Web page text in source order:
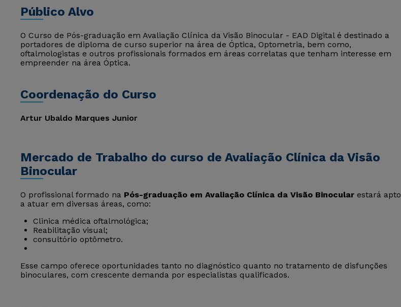
Público Alvo
O Curso de Pós-graduação em Avaliação Clínica da Visão Binocular - EAD Digital é destinado a
portadores de diploma de curso superior na área de Óptica, Optometria, bem como,
oftalmologistas e outros profissionais formados em áreas correlatas que tenham interesse em
empreender na área Óptica.
Coordenação do Curso
Artur Ubaldo Marques Junior
Mercado de Trabalho do curso de Avaliação Clínica da Visão
Binocular
O profissional formado na Pós-graduação em Avaliação Clínica da Visão Binocular estará apto
a atuar em diversas áreas, como:
Clinica médica oftalmológica;
Reabilitação visual;
consultório optômetro.
Esse campo oferece oportunidades tanto no diagnóstico quanto no tratamento de disfunções
binoculares, com crescente demanda por especialistas qualificados.